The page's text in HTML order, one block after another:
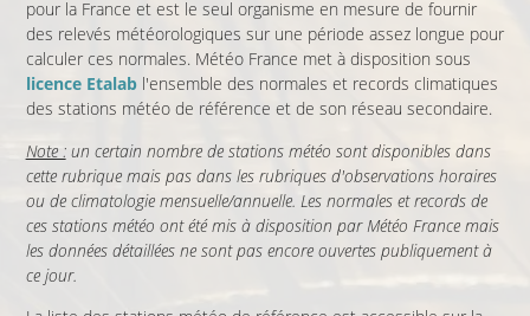
pour la France et est le seul organisme en mesure de fournir
des relevés météorologiques sur une période assez longue pour
calculer ces normales. Météo France met à disposition sous
licence Etalabl'ensemble des normales et records climatiques
des stations météo de référence et de son réseau secondaire.
Note :un certain nombre de stations météo sont disponibles dans
cette rubrique mais pas dans les rubriques d'observations horaires
ou de climatologie mensuelle/annuelle. Les normales et records de
ces stations météo ont été mis à disposition par Météo France mais
les données détaillées ne sont pas encore ouvertes publiquement à
ce jour.